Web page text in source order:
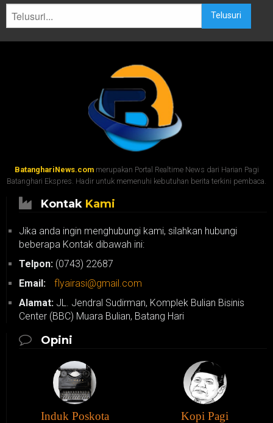
Telusuri
BatanghariNews.commerupakan Portal Realtime News dari Harian Pagi
Batanghari Ekspres. Hadir untuk memenuhi kebutuhan berita terkini pembaca.
Kontak Kami
Jika anda ingin menghubungi kami, silahkan hubungi
beberapa Kontak dibawah ini:
Telpon: (0743) 22687
Email:
flyairasi@gmail.com
Alamat: JL. Jendral Sudirman, Komplek Bulian Bisinis
Center (BBC) Muara Bulian, Batang Hari
Opini
Induk Poskota Kopi Pagi